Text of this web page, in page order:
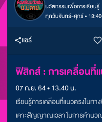
นวัตกรรมเพื่อการเรียนรู้
ทุกวันจันทร์-ศุกร์ •
แชร์
ฟิสิกส์ : การเคลื่อนที่
07 ก.ย. 64 • 13.40 น.
เรียนรู้การเคลื่อนที่แนวตรงในท
เคาะสัญญาณเวลา ในการคำนว